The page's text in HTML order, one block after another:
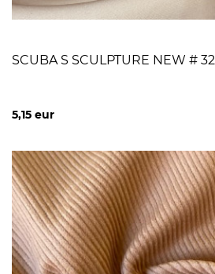
SCUBA S SCULPTURE NEW #
5,15 eur